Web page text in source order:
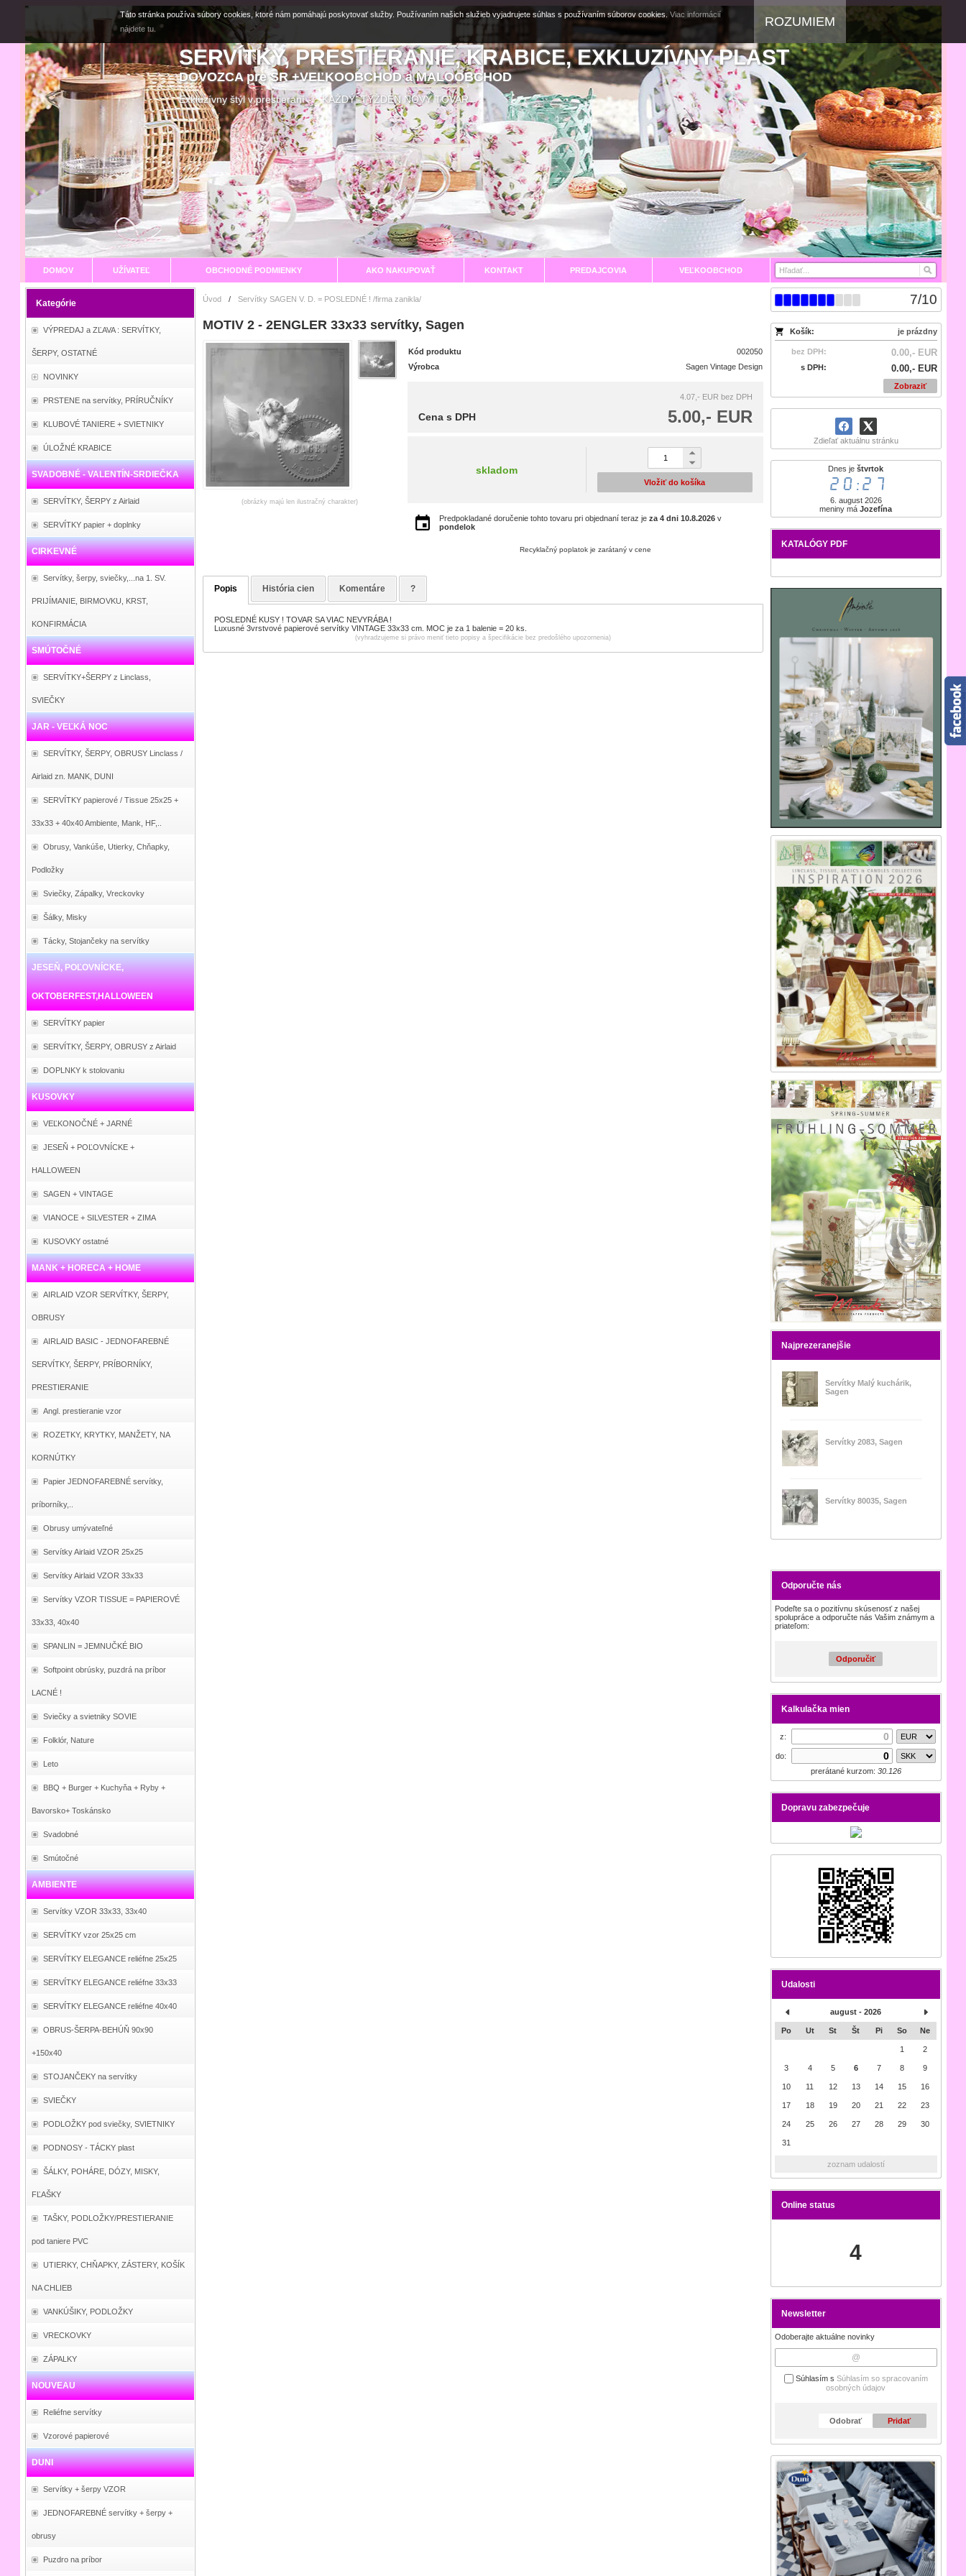
SERVÍTKY, PRESTIERANIE, KRABICE, EXKLUZÍVNY PLAST
DOVOZCA pre SR +VEĽKOOBCHOD a MALOOBCHOD
Exkluzívny štýl v prestieraní KAŽDÝ TÝŽDEŇ NOVÝ TOVAR
DOMOV UŽÍVATEĽ OBCHODNÉ PODMIENKY AKO NAKUPOVAŤ KONTAKT PREDAJCOVIA VEĽKOOBCHOD
Kategórie
VÝPREDAJ a ZĽAVA : SERVÍTKY,
ŠERPY, OSTATNÉ
NOVINKY
PRSTENE na servítky, PRÍRUČNÍKY
KLUBOVÉ TANIERE + SVIETNIKY
ÚLOŽNÉ KRABICE
SVADOBNÉ - VALENTÍN-SRDIEČKA
SERVÍTKY, ŠERPY z Airlaid
SERVÍTKY papier + doplnky
CIRKEVNÉ
Servítky, šerpy, sviečky,...na 1. SV.
PRIJÍMANIE, BIRMOVKU, KRST,
KONFIRMÁCIA
SMÚTOČNÉ
SERVÍTKY+ŠERPY z Linclass,
SVIEČKY
JAR - VEĽKÁ NOC
SERVÍTKY, ŠERPY, OBRUSY Linclass /
Airlaid zn. MANK, DUNI
SERVÍTKY papierové / Tissue 25x25 +
33x33 + 40x40 Ambiente, Mank, HF,..
Obrusy, Vankúše, Utierky, Chňapky,
Podložky
Sviečky, Zápalky, Vreckovky
Šálky, Misky
Tácky, Stojančeky na servítky
JESEŇ, POĽOVNÍCKE,
OKTOBERFEST,HALLOWEEN
SERVÍTKY papier
SERVÍTKY, ŠERPY, OBRUSY z Airlaid
DOPLNKY k stolovaniu
KUSOVKY
VEĽKONOČNÉ + JARNÉ
JESEŇ + POĽOVNÍCKE +
HALLOWEEN
SAGEN + VINTAGE
VIANOCE + SILVESTER + ZIMA
KUSOVKY ostatné
MANK + HORECA + HOME
AIRLAID VZOR SERVÍTKY, ŠERPY,
OBRUSY
AIRLAID BASIC - JEDNOFAREBNÉ
SERVÍTKY, ŠERPY, PRÍBORNÍKY,
PRESTIERANIE
Angl. prestieranie vzor
ROZETKY, KRYTKY, MANŽETY, NA
KORNÚTKY
Papier JEDNOFAREBNÉ servítky,
príborníky,..
Obrusy umývateľné
Servítky Airlaid VZOR 25x25
Servítky Airlaid VZOR 33x33
Servítky VZOR TISSUE = PAPIEROVÉ
33x33, 40x40
SPANLIN = JEMNUČKÉ BIO
Softpoint obrúsky, puzdrá na príbor
LACNÉ !
Sviečky a svietniky SOVIE
Folklór, Nature
Leto
BBQ + Burger + Kuchyňa + Ryby +
Bavorsko+ Toskánsko
Svadobné
Smútočné
AMBIENTE
Servítky VZOR 33x33, 33x40
SERVÍTKY vzor 25x25 cm
SERVÍTKY ELEGANCE reliéfne 25x25
SERVÍTKY ELEGANCE reliéfne 33x33
SERVÍTKY ELEGANCE reliéfne 40x40
OBRUS-ŠERPA-BEHÚŇ 90x90
+150x40
STOJANČEKY na servítky
SVIEČKY
PODLOŽKY pod sviečky, SVIETNIKY
PODNOSY - TÁCKY plast
ŠÁLKY, POHÁRE, DÓZY, MISKY,
FĽAŠKY
TAŠKY, PODLOŽKY/PRESTIERANIE
pod taniere PVC
UTIERKY, CHŇAPKY, ZÁSTERY, KOŠÍK
NA CHLIEB
VANKÚŠIKY, PODLOŽKY
VRECKOVKY
ZÁPALKY
NOUVEAU
Reliéfne servítky
Vzorové papierové
DUNI
Servítky + šerpy VZOR
JEDNOFAREBNÉ servítky + šerpy +
obrusy
Puzdro na príbor
7/10
Košík: je prázdny
bez DPH: 0.00,- EUR
s DPH: 0.00,- EUR
Zobraziť
Zdieľať aktuálnu stránku
Dnes ještvrtok
20:27
6. august 2026
meniny máJozefína
KATALÓGY PDF
Najprezeranejšie
Servítky Malý kuchárik,
Sagen
Servítky 2083, Sagen
Servítky 80035, Sagen
Odporučte nás
Podeľte sa o pozitívnu skúsenosť z našej
spolupráce a odporučte nás Vašim známym a
priateľom:
Odporučiť
Kalkulačka mien
z:
do:
prerátané kurzom: 30.126
Dopravu zabezpečuje
Udalosti
august - 2026
Po Ut St Št Pi So Ne
1 2
3 4 5 6 7 8 9
10 11 12 13 14 15 16
17 18 19 20 21 22 23
24 25 26 27 28 29 30
31
zoznam udalostí
Online status
4
Newsletter
Odoberajte aktuálne novinky
Súhlasím s Súhlasím so spracovaním
osobných údajov
Odobrať Pridať
Úvod / Servítky SAGEN V. D. = POSLEDNÉ ! /firma zanikla/
MOTIV 2 - 2ENGLER 33x33 servítky, Sagen
(obrázky majú len ilustračný charakter)
Kód produktu
002050
Výrobca
Sagen Vintage Design
4.07,- EUR bez DPH
5.00,- EUR
Cena s DPH
skladom
Vložiť do košíka
Predpokladané doručenie tohto tovaru pri objednaní teraz je za 4 dni 10.8.2026v
pondelok
Recyklačný poplatok je zarátaný v cene
Popis História cien Komentáre ?
POSLEDNÉ KUSY ! TOVAR SA VIAC NEVYRÁBA !
Luxusné 3vrstvové papierové servítky VINTAGE 33x33 cm. MOC je za 1 balenie = 20 ks.
(vyhradzujeme si právo meniť tieto popisy a špecifikácie bez predošlého upozornenia)
Táto stránka používa súbory cookies, ktoré nám pomáhajú poskytovať služby. Používaním našich služieb vyjadrujete súhlas s používaním súborov cookies. Viac informácií
nájdete tu.
ROZUMIEM